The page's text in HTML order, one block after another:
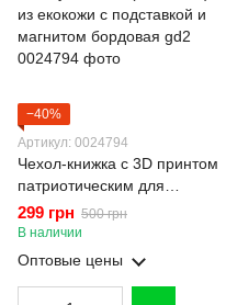
−40%
Артикул: 0024794
Чехол-книжка с 3D принтом
патриотическим для
телефона Samsung Galaxy
M14 5G (SM-M146) из
екокожи с подставкой и
магнитом бордовая gd2
299 грн 500 грн
В наличии
Оптовые цены